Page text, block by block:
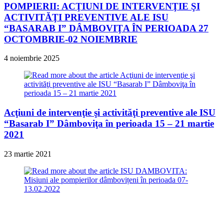
POMPIERII: ACŢIUNI DE INTERVENŢIE ŞI
ACTIVITĂŢI PREVENTIVE ALE ISU
“BASARAB I” DÂMBOVIŢA ÎN PERIOADA 27
OCTOMBRIE-02 NOIEMBRIE
4 noiembrie 2025
Acţiuni de intervenţie şi activităţi preventive ale ISU
“Basarab I” Dâmboviţa în perioada 15 – 21 martie
2021
23 martie 2021